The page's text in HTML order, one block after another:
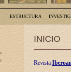
ESTRUCTURA
INICIO
Revista